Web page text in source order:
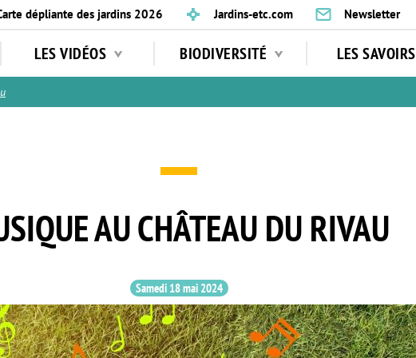
dépliante des jardins 2026 Jardins-etc.com Newsletter
LES VIDÉOS BIODIVERSITÉ LES SAVOIRS
AU CHÂTEAU DU RIVAU
Samedi 18 mai 2024